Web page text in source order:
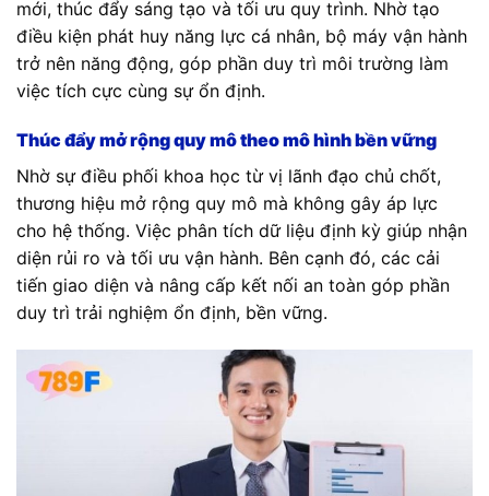
mới, thúc đẩy sáng tạo và tối ưu quy trình. Nhờ tạo
điều kiện phát huy năng lực cá nhân, bộ máy vận hành
trở nên năng động, góp phần duy trì môi trường làm
việc tích cực cùng sự ổn định.
Thúc đẩy mở rộng quy mô theo mô hình bền vững
Nhờ sự điều phối khoa học từ vị lãnh đạo chủ chốt,
thương hiệu mở rộng quy mô mà không gây áp lực
cho hệ thống. Việc phân tích dữ liệu định kỳ giúp nhận
diện rủi ro và tối ưu vận hành. Bên cạnh đó, các cải
tiến giao diện và nâng cấp kết nối an toàn góp phần
duy trì trải nghiệm ổn định, bền vững.